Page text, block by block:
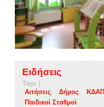
Ειδήσεις
Tags |
Αιτήσεις
Δήμος ΚΔΑΠ
Παιδικοί Σταθμοί